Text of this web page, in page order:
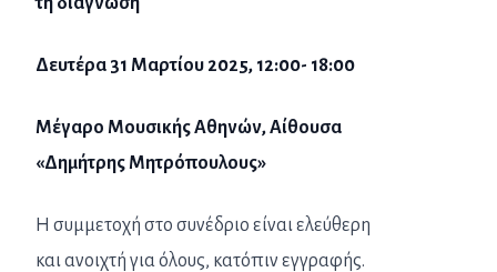
Δευτέρα 31 Μαρτίου 2025, 12:00- 18:00
Μέγαρο Μουσικής Αθηνών, Αίθουσα
«Δημήτρης Μητρόπουλους»
Η συμμετοχή στο συνέδριο είναι ελεύθερη
και ανοιχτή για όλους, κατόπιν εγγραφής.